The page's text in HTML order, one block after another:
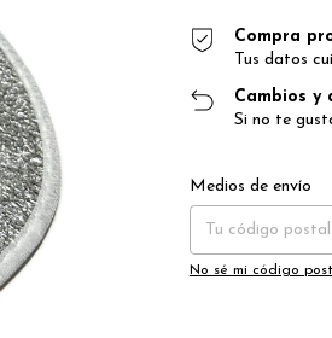
Compra
Tus datos
Cambios y
Si no te
Entregas para el CP:
Medios de envío
No sé mi código